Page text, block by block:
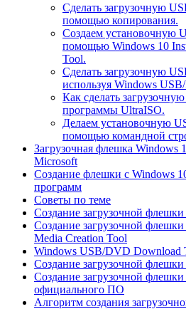
Сделать загрузочную
помощью копирования.
Создаем установочную
помощью Windows 10
Tool.
Сделать загрузочную
используя Windows
Как сделать
программы UltraISO.
Делаем установочную
помощью командной
Загрузочная флешка Windows
Microsoft
Создание флешки с Windows
программ
Советы по теме
Создание загрузочной
Создание загрузочной
Media Creation Tool
Windows USB/DVD Download
Создание загрузочной
Создание загрузочной
официального ПО
Алгоритм создания